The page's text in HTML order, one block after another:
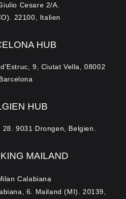
Cesare 2/A.
22100, Italien
HUB
9, Ciutat Vella, 08002
HUB
9031 Drongen, Belgien.
MAILAND
Calabiana
6. Mailand (MI). 20139,